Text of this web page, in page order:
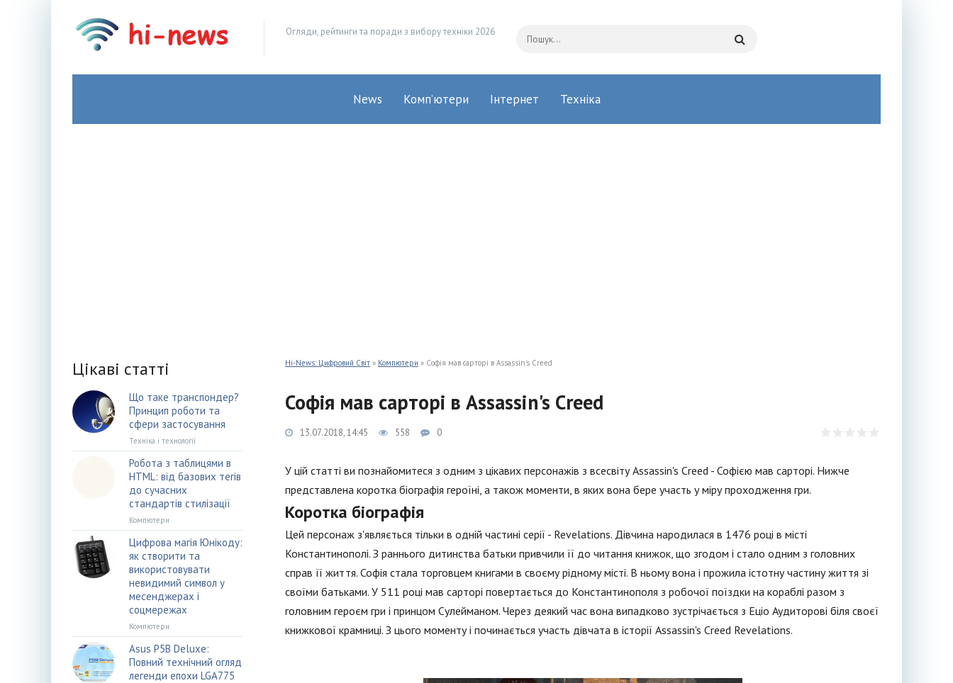
Огляди, рейтинги та поради з вибору техніки 2026
News Комп’ютери Інтернет Техніка
Hi-News: Цифровий Світ » Компютери » Софія мав сарторі в Assassin's Creed
Софія мав сарторі в Assassin's Creed
13.07.2018, 14:45 558 0
У цій статті ви познайомитеся з одним з цікавих персонажів з всесвіту Assassin's Creed - Софією мав сарторі. Нижче
представлена коротка біографія героїні, а також моменти, в яких вона бере участь у міру проходження гри.
Коротка біографія
Цей персонаж з'являється тільки в одній частині серії - Revelations. Дівчина народилася в 1476 році в місті
Константинополі. З раннього дитинства батьки привчили її до читання книжок, що згодом і стало одним з головних
справ її життя. Софія стала торговцем книгами в своєму рідному місті. В ньому вона і прожила істотну частину життя зі
своїми батьками. У 511 році мав сарторі повертається до Константинополя з робочої поїздки на кораблі разом з
головним героєм гри і принцом Сулейманом. Через деякий час вона випадково зустрічається з Еціо Аудиторові біля своєї
книжкової крамниці. З цього моменту і починається участь дівчата в історії Assassin's Creed Revelations.
Цікаві статті
Що таке транспондер?
Принцип роботи та
сфери застосування
Техніка і технології
Робота з таблицями в
HTML: від базових тегів
до сучасних
стандартів стилізації
Компютери
Цифрова магія Юнікоду:
як створити та
використовувати
невидимий символ у
месенджерах і
соцмережах
Компютери
Asus P5B Deluxe:
Повний технічний огляд
легенди епохи LGA775